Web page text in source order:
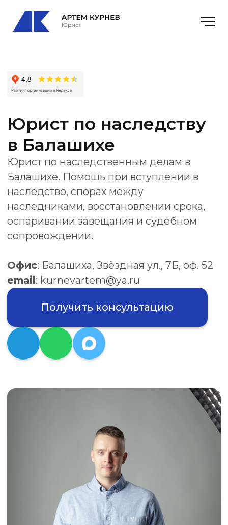
Юрист по наследству
Балашихе. Помощь при вступлении в
наследниками, восстановлении срока,
оспаривании завещания и судебном
сопровождении.
Офис: Балашиха, Звёздная ул., 7Б, оф. 52
: kurnevartem@ya.ru
Получить консультацию